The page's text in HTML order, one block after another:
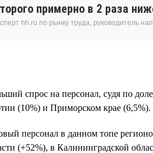
примерно в 2 раза
hh.ru по рынку труда, руководитель
спрос на персонал, судя по
(10%) и Приморском крае (6,5%).
персонал в данном топе
(+52%), в Калининградской